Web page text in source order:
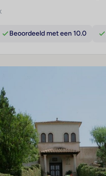
Beoordeeld met een 10.0